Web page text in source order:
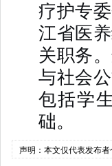
疗护专
江省医
关职务
与社会
包括学
础。
声明：本文仅代表发布